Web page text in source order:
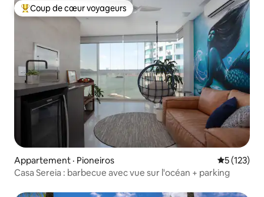
Coup de cœur voyageurs parmi les plus aimés
Coup de cœur voyageurs
Appartement · Pioneiros Note
5 (123)
Casa Sereia : barbecue avec vue sur l'océan + parking